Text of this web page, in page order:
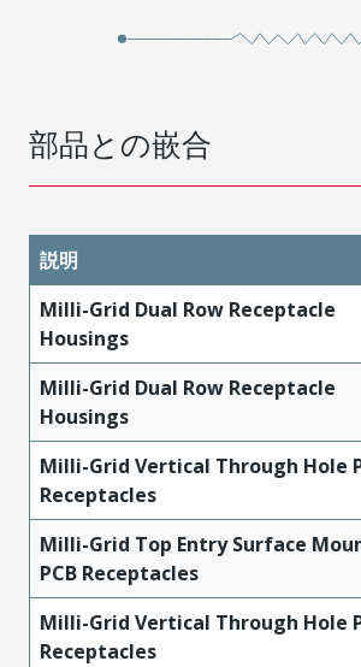
部品との嵌合
説明
Milli-Grid Dual Row Receptacle
Housings
Milli-Grid Dual Row Receptacle
Housings
Milli-Grid Vertical Through Hole
Receptacles
Milli-Grid Top Entry Surface
PCB Receptacles
Milli-Grid Vertical Through Hole
Receptacles